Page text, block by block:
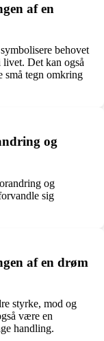
af en
behovet
Det kan også
små tegn omkring
og
og
sig
af en drøm
styrke, mod og
være en
handling.